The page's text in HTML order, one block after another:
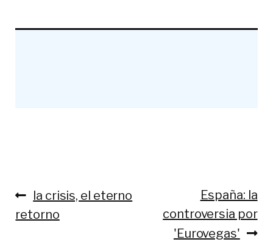
Navegación
de
Anterior:
la crisis, el eterno
retorno
Siguiente:
España: la
controversia por
'Eurovegas'